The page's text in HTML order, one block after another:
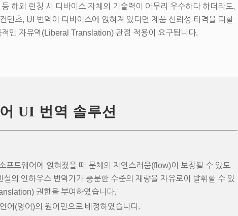
해외 런칭 시 디바이스 자체의 기술력이 아무리 우수하다 하더라도,
텐츠, UI 번역이 디바이스에 얹혀져 있다면 제품 신뢰성 타격을 피할
적인 자유역(Liberal Translation) 관점 적용이 요구됩니다.
UI 번역 솔루션
프트웨어에 얹혀졌을 때 문체의 자연스러움(flow)이 보장될 수 있도
셜의 인하우스 번역가가 충분한 수준의 재량을 자유로이 발휘할 수 있
권한을 부여하였습니다.
어(영어)의 원어민으로 배정하였습니다.